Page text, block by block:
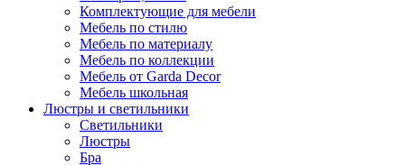
Комплектующие для мебели
Мебель по стилю
Мебель по материалу
Мебель по коллекции
Мебель от Garda Decor
Мебель школьная
Люстры и светильники
Светильники
Люстры
Бра